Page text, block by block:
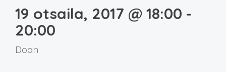
19 otsaila, 2017 @ 18:00 -
20:00
Doan